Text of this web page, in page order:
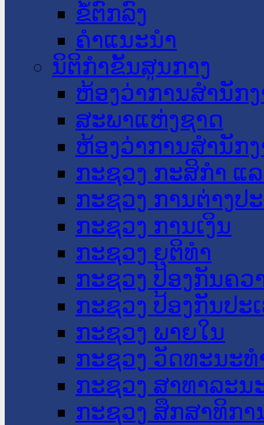
ຂໍ້ຕົກລົງ
ຄໍາແນະນໍາ
ນິຕິກໍາຂັ້ນສູນກາງ
ຫ້ອງວ່າການສໍານັກ
ສະພາແຫ່ງຊາດ
ຫ້ອງວ່າການສຳນັກ
ກະຊວງ ກະສິກຳ ແ
ກະຊວງ ການຕ່າງປ
ກະຊວງ ການເງິນ
ກະຊວງ ຍຸຕິທໍາ
ກະຊວງ ປ້ອງກັນຄວ
ກະຊວງ ປ້ອງກັນປະ
ກະຊວງ ພາຍໃນ
ກະຊວງ ວັດທະນະ
ກະຊວງ ສາທາລະນ
ກະຊວງ ສຶກສາທິກາ